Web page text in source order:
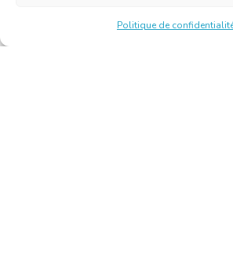
Politique de